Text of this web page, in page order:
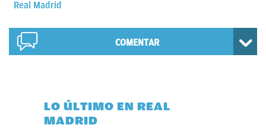
Real Madrid
COMENTAR
LO ÚLTIMO EN REAL
MADRID